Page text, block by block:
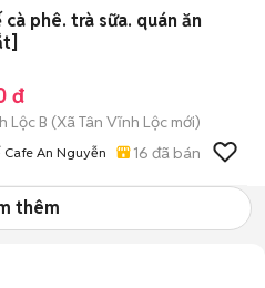
cà phê. trà sữa. quán ăn
đ
Lộc B (Xã Tân Vĩnh Lộc mới)
Cafe An Nguyễn 16 đã bán
thêm